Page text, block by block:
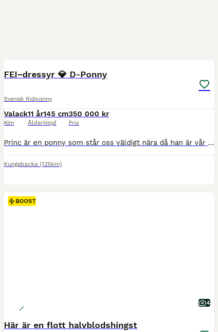
FEI~dressyr 💎 D-Ponny
Svensk Ridponny
Valack
Kön
11 år
Ålder
145 cm
Höjd
350 000 kr
Pris
Princ är en ponny som står oss väldigt nära då han är vår egen uppfödning och har funnits i familjen sedan födseln. Det gör det här till ett beslut med mycket känslor, men i takt med att ryttaren nu v
Kungsbacka (125km)
BOOST
4
Här är en flott halvblodshingst